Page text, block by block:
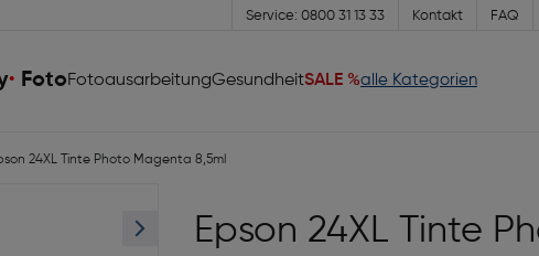
Service: 0800 31 13 33 Kontakt FAQ
FotoFotoausarbeitungGesundheitSALE %alle Kategorien
24XL Tinte Photo Magenta 8,5ml
Epson 24XL Tinte